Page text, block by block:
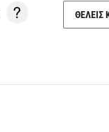
ΘΕΛΕΙΣ